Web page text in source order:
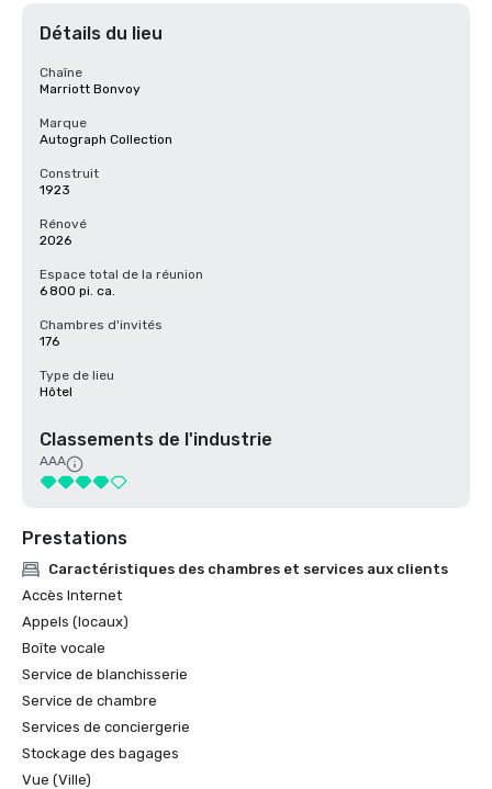
Détails du lieu
Chaîne
Marriott Bonvoy
Marque
Autograph Collection
Construit
1923
Rénové
2026
Espace total de la réunion
6 800 pi. ca.
Chambres d'invités
176
Type de lieu
Hôtel
Classements de l'industrie
AAA
Prestations
Caractéristiques des chambres et services aux clients
Accès Internet
Appels (locaux)
Boîte vocale
Service de blanchisserie
Service de chambre
Services de conciergerie
Stockage des bagages
Vue (Ville)